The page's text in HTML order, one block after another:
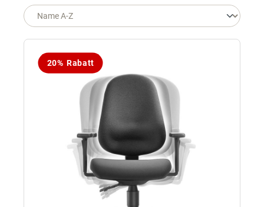
20% Rabatt